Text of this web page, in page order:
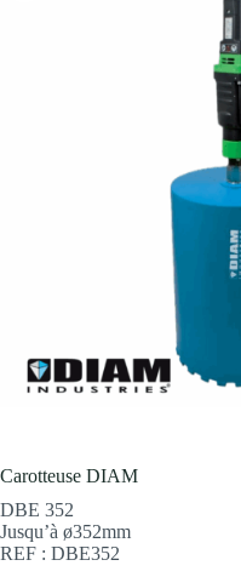
Carotteuse DIAM
DBE 352
Jusqu’à ø352mm
REF : DBE352